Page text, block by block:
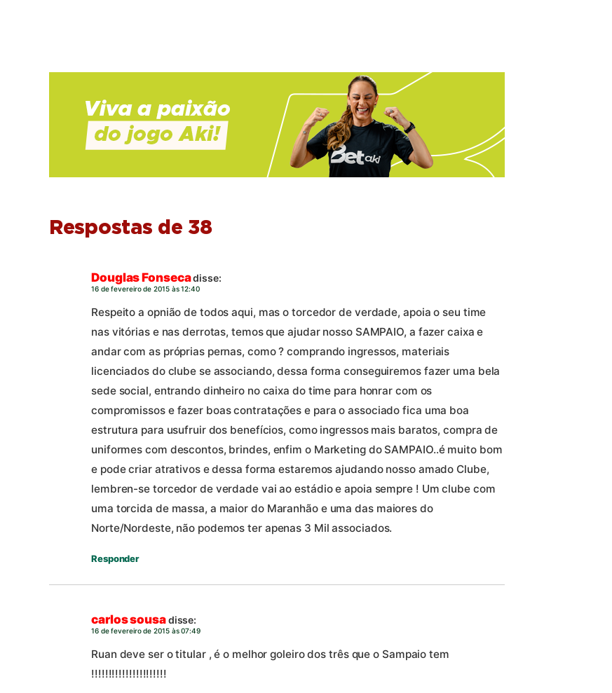
Respostas de 38
Douglas Fonsecadisse:
16 de fevereiro de 2015 às 12:40
Respeito a opnião de todos aqui, mas o torcedor de verdade, apoia o seu time
nas vitórias e nas derrotas, temos que ajudar nosso SAMPAIO, a fazer caixa e
andar com as próprias pernas, como ? comprando ingressos, materiais
licenciados do clube se associando, dessa forma conseguiremos fazer uma bela
sede social, entrando dinheiro no caixa do time para honrar com os
compromissos e fazer boas contratações e para o associado fica uma boa
estrutura para usufruir dos benefícios, como ingressos mais baratos, compra de
uniformes com descontos, brindes, enfim o Marketing do SAMPAIO..é muito bom
e pode criar atrativos e dessa forma estaremos ajudando nosso amado Clube,
lembren-se torcedor de verdade vai ao estádio e apoia sempre ! Um clube com
uma torcida de massa, a maior do Maranhão e uma das maiores do
Norte/Nordeste, não podemos ter apenas 3 Mil associados.
Responder
carlos sousadisse:
16 de fevereiro de 2015 às 07:49
Ruan deve ser o titular , é o melhor goleiro dos três que o Sampaio tem
!!!!!!!!!!!!!!!!!!!!!!